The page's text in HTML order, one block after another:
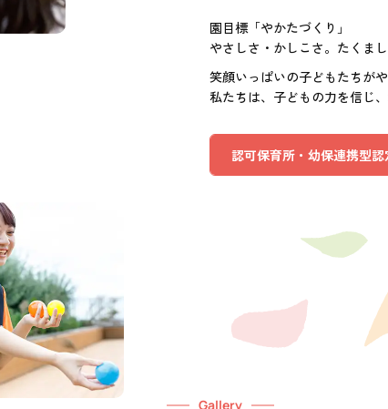
園目標「やかたづくり」
やさしさ・かしこさ。たくま
笑顔いっぱいの子どもたちが
私たちは、子どもの力を信じ
認可保育所・幼保連携型
Gallery